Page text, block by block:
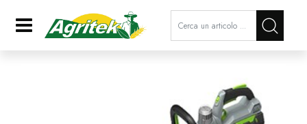
Open La modifica di un filtro